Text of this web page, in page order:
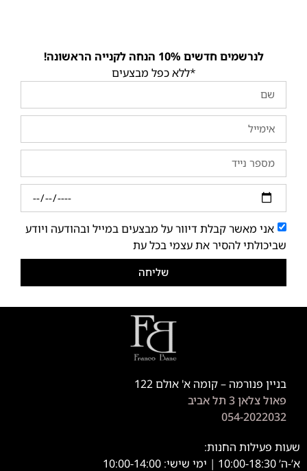
לנרשמים חדשים 10% הנחה לקנייה הראשונה!
*ללא כפל מבצעים
אני מאשר קבלת דיוור על מבצעים במייל ובהודעה ויודע
שביכולתי להסיר את עצמי בכל עת
שליחה
בניין פנורמה – קומה א' אולם 122
פאול צלאן 3 תל אביב
054-2022032
שעות פעילות החנות:
א’-ה’ 10:00-18:30 | ימי שישי: 10:00-14:00